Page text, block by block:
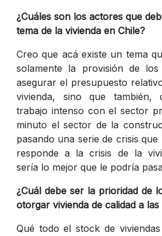
¿Cuáles son los actores que
tema de la vivienda en Chile?
Creo que acá existe un tema
solamente la provisión de los
asegurar el presupuesto
vivienda, sino que también,
trabajo intenso con el sector
minuto el sector de la
pasando una serie de crisis
responde a la crisis de la
sería lo mejor que le podría
¿Cuál debe ser la prioridad de
otorgar vivienda de calidad a
Qué todo el stock de